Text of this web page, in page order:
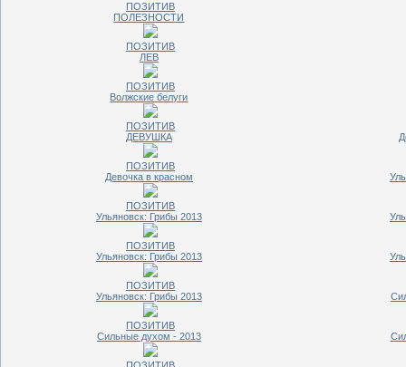
ПОЗИТИВ
ПОЛЕЗНОСТИ
ПОЗИТИВ
ЛЕВ
ПОЗИТИВ
Волжские белуги
ПОЗИТИВ
ДЕВУШКА
ПОЗИТИВ
Девочка в красном
ПОЗИТИВ
Ульяновск: Грибы 2013
ПОЗИТИВ
Ульяновск: Грибы 2013
ПОЗИТИВ
Ульяновск: Грибы 2013
ПОЗИТИВ
Сильные духом - 2013